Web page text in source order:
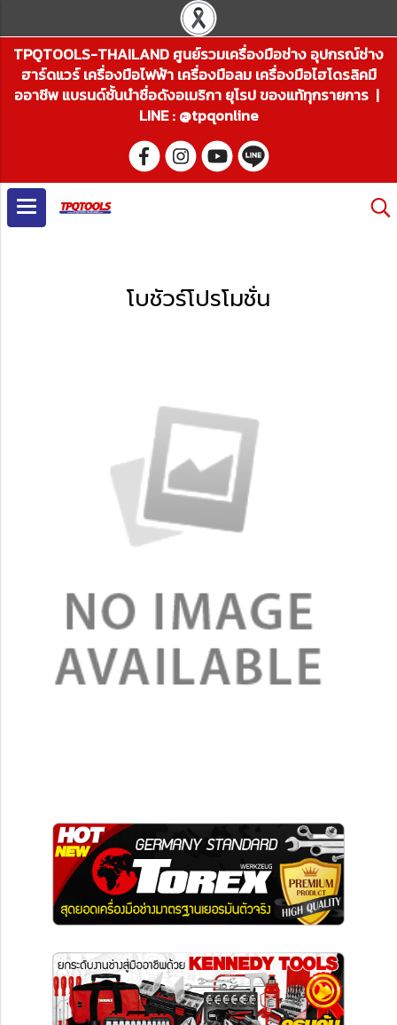
TPQTOOLS-THAILAND ศูนย์รวมเครื่องมือช่าง อุปกรณ์ช่าง
ฮาร์ดแวร์ เครื่องมือไฟฟ้า เครื่องมือลม เครื่องมือไฮโดรลิคมื
ออาชีพ แบรนด์ชั้นนำชื่อดังอเมริกา ยุโรป ของแท้ทุกรายการ |
LINE : @tpqonline
โบชัวร์โปรโมชั่น